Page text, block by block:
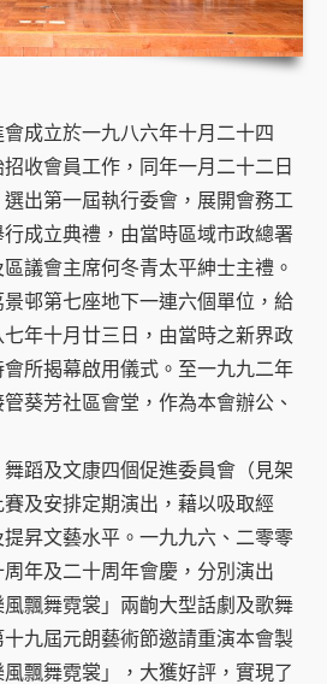
成立於一九八六年十月二十四
收會員工作，同年一月二十二日
出第一屆執行委會，展開會務工
成立典禮，由當時區域市政總署
議會主席何冬青太平紳士主禮。
邨第七座地下一連六個單位，給
年十月廿三日，由當時之新界政
所揭幕啟用儀式。至一九九二年
葵芳社區會堂，作為本會辦公、
蹈及文康四個促進委員會（見架
及安排定期演出，藉以吸取經
昇文藝水平。一九九六、二零零
年及二十周年會慶，分別演出
風飄舞霓裳」兩齣大型話劇及歌舞
九屆元朗藝術節邀請重演本會製
飄舞霓裳」，大獲好評，實現了